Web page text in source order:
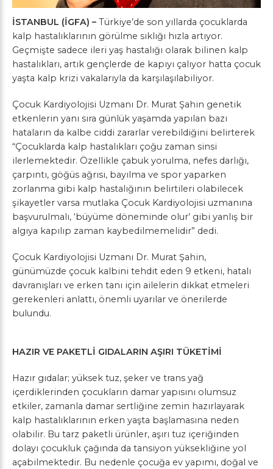
İSTANBUL (İGFA) – Türkiye’de son yıllarda çocuklarda
kalp hastalıklarının görülme sıklığı hızla artıyor.
Geçmişte sadece ileri yaş hastalığı olarak bilinen kalp
hastalıkları, artık gençlerde de kapıyı çalıyor hatta çocuk
yaşta kalp krizi vakalarıyla da karşılaşılabiliyor.
Çocuk Kardiyolojisi Uzmanı Dr. Murat Şahin genetik
etkenlerin yanı sıra günlük yaşamda yapılan bazı
hataların da kalbe ciddi zararlar verebildiğini belirterek
“Çocuklarda kalp hastalıkları çoğu zaman sinsi
ilerlemektedir. Özellikle çabuk yorulma, nefes darlığı,
çarpıntı, göğüs ağrısı, bayılma ve spor yaparken
zorlanma gibi kalp hastalığının belirtileri olabilecek
şikayetler varsa mutlaka Çocuk Kardiyolojisi uzmanına
başvurulmalı, ‘büyüme döneminde olur’ gibi yanlış bir
algıya kapılıp zaman kaybedilmemelidir” dedi.
Çocuk Kardiyolojisi Uzmanı Dr. Murat Şahin,
günümüzde çocuk kalbini tehdit eden 9 etkeni, hatalı
davranışları ve erken tanı için ailelerin dikkat etmeleri
gerekenleri anlattı, önemli uyarılar ve önerilerde
bulundu.
HAZIR VE PAKETLİ GIDALARIN AŞIRI TÜKETİMİ
Hazır gıdalar; yüksek tuz, şeker ve trans yağ
içerdiklerinden çocukların damar yapısını olumsuz
etkiler, zamanla damar sertliğine zemin hazırlayarak
kalp hastalıklarının erken yaşta başlamasına neden
olabilir. Bu tarz paketli ürünler, aşırı tuz içeriğinden
dolayı çocukluk çağında da tansiyon yüksekliğine yol
açabilmektedir. Bu nedenle çocuğa ev yapımı, doğal ve